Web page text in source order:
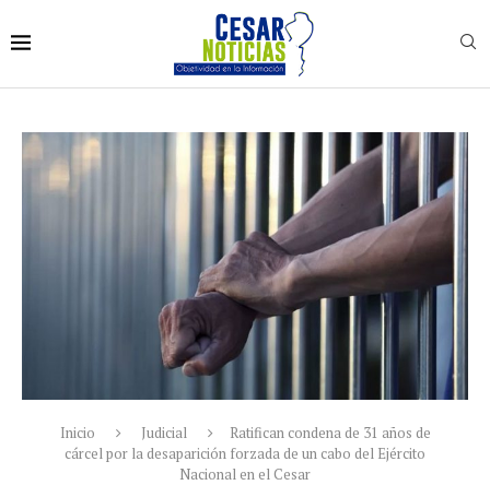
Inicio Judicial
Ratifican condena de 31 años de
cárcel por la desaparición forzada de un cabo del Ejército
Nacional en el Cesar